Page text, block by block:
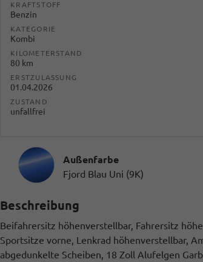
KRAFTSTOFF
Benzin
KATEGORIE
Kombi
KILOMETERSTAND
80 km
ERSTZULASSUNG
01.04.2026
ZUSTAND
unfallfrei
Außenfarbe
Fjord Blau Uni (9K)
Beschreibung
Beifahrersitz höhenverstellbar, Fahrersitz
Sportsitze vorne, Lenkrad höhenverstellbar,
abgedunkelte Scheiben, 18 Zoll Alufelgen